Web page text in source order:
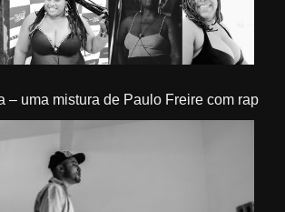
– uma mistura de Paulo Freire com rap